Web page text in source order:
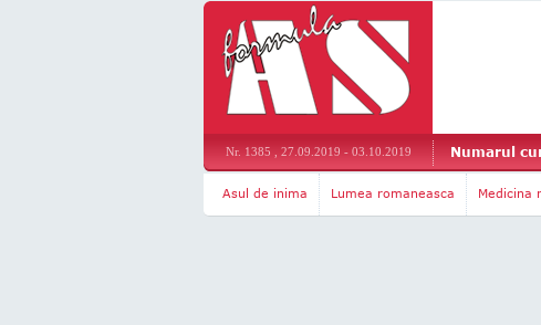
Nr. 1385 , 27.09.2019 - 03.10.2019 Numarul
Asul de inima Lumea romaneasca Medicina